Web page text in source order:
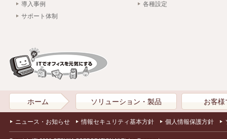
導入事例
サポート体制
各種設定
ホーム ソリューション・製品 お客様
ニュース・お知らせ 情報セキュリティ基本方針 個人情報保護方針